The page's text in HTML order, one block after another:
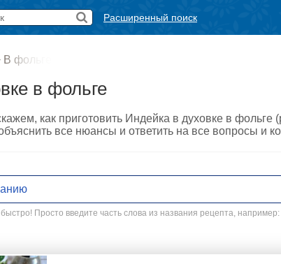
Расширенный поиск
В фольге
в фольге
как приготовить Индейка в духовке в
все нюансы и ответить на все вопросы и
Просто введите часть слова из названия рецепта, например: